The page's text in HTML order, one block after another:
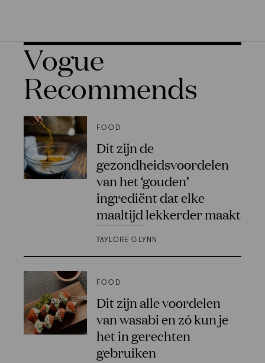
Vogue
Recommends
FOOD
Dit zijn de
gezondheidsvoordelen
van het ‘gouden’
ingrediënt dat elke
maaltijd lekkerder maakt
TAYLORE GLYNN
FOOD
Dit zijn alle voordelen
van wasabi en zó kun je
het in gerechten
gebruiken